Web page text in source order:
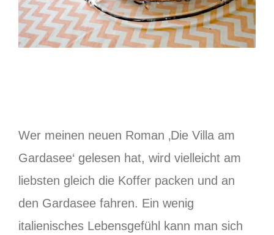
Wer meinen neuen Roman ‚Die Villa am
Gardasee‘ gelesen hat, wird vielleicht am
liebsten gleich die Koffer packen und an
den Gardasee fahren. Ein wenig
italienisches Lebensgefühl kann man sich